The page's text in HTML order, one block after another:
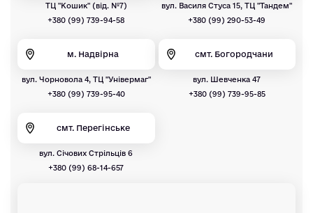
ТЦ "Кошик" (від. №7)
+380 (99) 739-94-58
вул. Василя Стуса 15, ТЦ "Тандем"
+380 (99) 290-53-49
м. Надвірна
вул. Чорновола 4, ТЦ "Універмаг"
+380 (99) 739-95-40
смт. Богородчани
вул. Шевченка 47
+380 (99) 739-95-85
смт. Перегінське
вул. Січових Стрільців 6
+380 (99) 68-14-657